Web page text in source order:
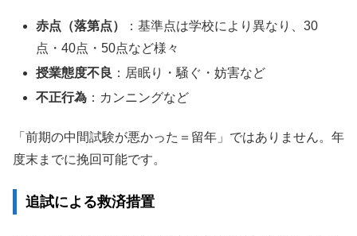
赤点（落第点）
：基準点は学校により異なり、30
点・40点・50点など様々
授業態度不良 ：居眠り・騒ぐ・妨害など
不正行為 ：カンニングなど
「前期の中間試験が悪かった＝留年」ではありません。年
度末までに挽回可能です。
追試による救済措置